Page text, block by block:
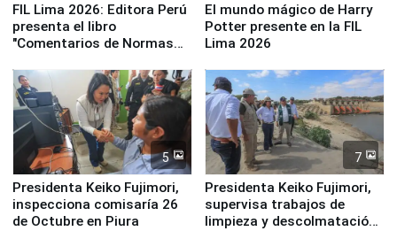
FIL Lima 2026: Editora Perú
presenta el libro
"Comentarios de Normas
Derecho Colectivo"
El mundo mágico de Harry
Potter presente en la FIL
Lima 2026
5
Presidenta Keiko Fujimori,
inspecciona comisaría 26
de Octubre en Piura
7
Presidenta Keiko Fujimori,
supervisa trabajos de
limpieza y descolmatación